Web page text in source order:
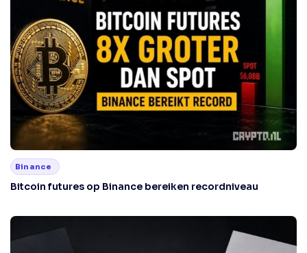
Binance
Bitcoin futures op Binance bereiken recordniveau